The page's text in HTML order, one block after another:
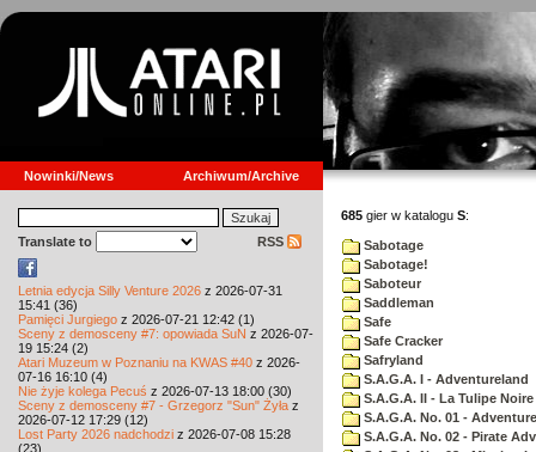
Nowinki/News Archiwum/Archive
Translate to RSS
Letnia edycja Silly Venture 2026 z 2026-07-31
15:41 (36)
Pamięci Jurgiego z 2026-07-21 12:42 (1)
Sceny z demosceny #7: opowiada SuN z 2026-07-
19 15:24 (2)
Atari Muzeum w Poznaniu na KWAS #40 z 2026-
07-16 16:10 (4)
Nie żyje kolega Pecuś z 2026-07-13 18:00 (30)
Sceny z demosceny #7 - Grzegorz "Sun" Żyła z
2026-07-12 17:29 (12)
Lost Party 2026 nadchodzi z 2026-07-08 15:28
(23)
685 gier w katalogu S:
Sabotage
Sabotage!
Saboteur
Saddleman
Safe
Safe Cracker
Safryland
S.A.G.A. I - Adventureland
S.A.G.A. II - La Tulipe Noire
S.A.G.A. No. 01 -
S.A.G.A. No. 02 - Pirate